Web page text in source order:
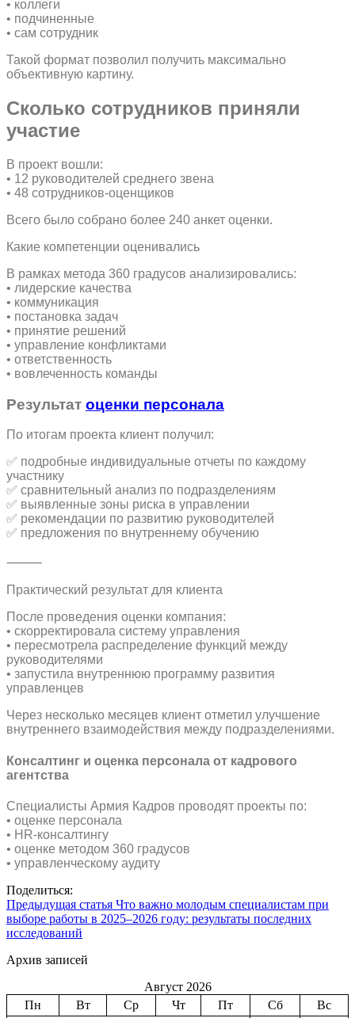
• коллеги
• подчиненные
• сам сотрудник
Такой формат позволил получить максимально
объективную картину.
Сколько сотрудников приняли
участие
В проект вошли:
• 12 руководителей среднего звена
• 48 сотрудников-оценщиков
Всего было собрано более 240 анкет оценки.
Какие компетенции оценивались
В рамках метода 360 градусов анализировались:
• лидерские качества
• коммуникация
• постановка задач
• принятие решений
• управление конфликтами
• ответственность
• вовлеченность команды
Результат оценки персонала
По итогам проекта клиент получил:
✅ подробные индивидуальные отчеты по каждому
участнику
✅ сравнительный анализ по подразделениям
✅ выявленные зоны риска в управлении
✅ рекомендации по развитию руководителей
✅ предложения по внутреннему обучению
⸻
Практический результат для клиента
После проведения оценки компания:
• скорректировала систему управления
• пересмотрела распределение функций между
руководителями
• запустила внутреннюю программу развития
управленцев
Через несколько месяцев клиент отметил улучшение
внутреннего взаимодействия между подразделениями.
Консалтинг и оценка персонала от кадрового
агентства
Специалисты Армия Кадров проводят проекты по:
• оценке персонала
• HR-консалтингу
• оценке методом 360 градусов
• управленческому аудиту
Поделиться:
Предыдущая статья Что важно молодым специалистам при
выборе работы в 2025–2026 году: результаты последних
исследований
Архив записей
Август 2026
Пн
Вт Ср Чт Пт Сб
Вс